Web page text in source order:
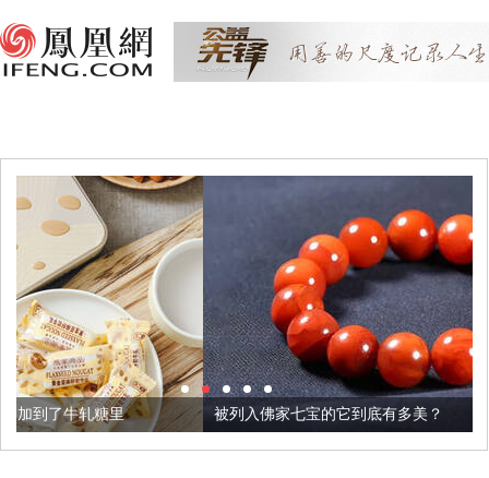
被列入佛家七宝的它到底有多美？